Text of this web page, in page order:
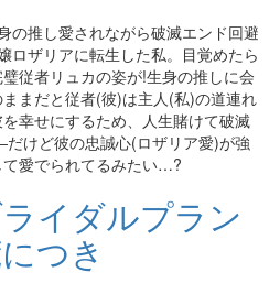
の推し愛されながら破滅エンド回避
ロザリアに転生した私。目覚めたら
従者リュカの姿が!生身の推しに会
まだと従者(彼)は主人(私)の道連れ
幸せにするため、人生賭けて破滅
けど彼の忠誠心(ロザリア愛)が強
愛でられてるみたい…?
イダルプラン
つき